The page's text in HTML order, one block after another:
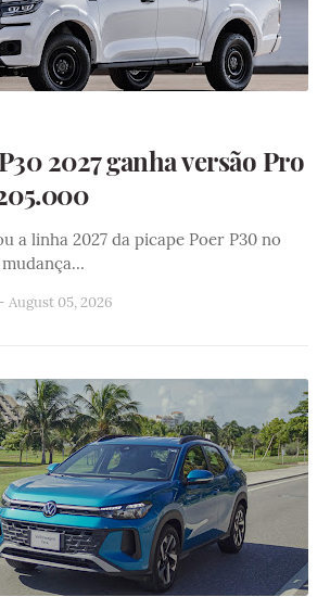
2027 ganha versão Pro
a linha 2027 da picape Poer P30 no
- August 05, 2026